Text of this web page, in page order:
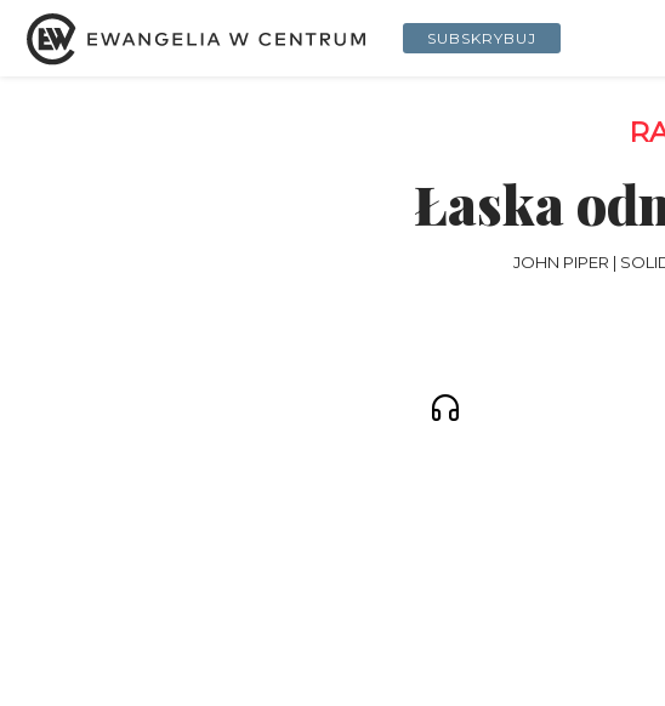
SUBSKRYBUJ
Łaska
JOHN PIPER |